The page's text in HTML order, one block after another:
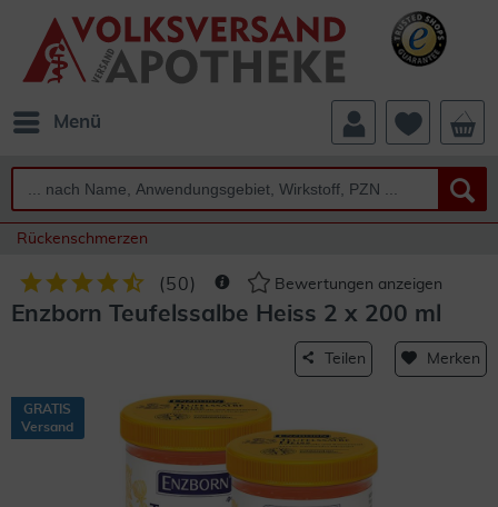
Menü
Rückenschmerzen
(50) Bewertungen anzeigen
Enzborn Teufelssalbe Heiss 2 x 200 ml
Teilen Merken
GRATIS
Versand